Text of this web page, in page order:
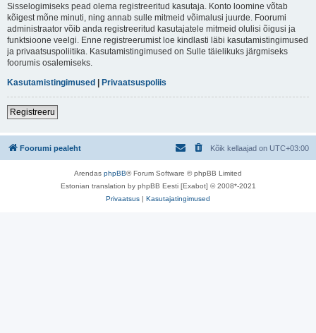
Sisselogimiseks pead olema registreeritud kasutaja. Konto loomine võtab
kõigest mõne minuti, ning annab sulle mitmeid võimalusi juurde. Foorumi
administraator võib anda registreeritud kasutajatele mitmeid olulisi õigusi ja
funktsioone veelgi. Enne registreerumist loe kindlasti läbi kasutamistingimused
ja privaatsuspoliitika. Kasutamistingimused on Sulle täielikuks järgmiseks
foorumis osalemiseks.
Kasutamistingimused | Privaatsuspoliis
Registreeru
Foorumi pealeht Kõik kellaajad on UTC+03:00
Arendas phpBB® Forum Software © phpBB Limited
Estonian translation by phpBB Eesti [Exabot] © 2008*-2021
Privaatsus | Kasutajatingimused